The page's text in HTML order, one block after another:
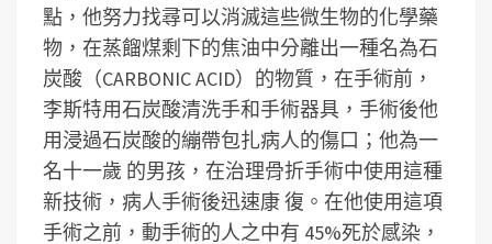
點，他努力找尋可以消滅這些微生物的化學藥
物，在蒸餾煤剩下的焦油中分離出一種名為石
炭酸（CARBONIC ACID）的物質，在手術前，
李斯特用石炭酸清洗手和手術器具，手術後他
用浸過石炭酸的繃帶包扎病人的傷口；他為一
名十一歲 的男孩，在治理骨折手術中使用這種
新技術，病人手術後迅速康 復。在他使用這項
手術之前，動手術的人之中有 45%死於感染，